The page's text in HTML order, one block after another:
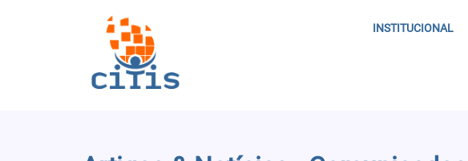
INSTITUCIONAL